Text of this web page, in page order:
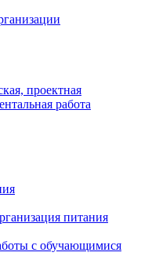
проектная
работа
питания
с обучающимися